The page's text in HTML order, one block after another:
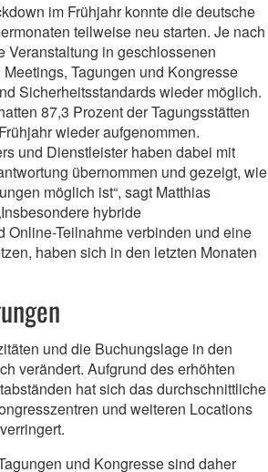
im Frühjahr konnte die deutsche
teilweise neu starten. Je nach
Veranstaltung in geschlossenen
Tagungen und Kongresse
Sicherheitsstandards wieder möglich.
87,3 Prozent der Tagungsstätten
wieder aufgenommen.
und Dienstleister haben dabei mit
übernommen und gezeigt, wie
möglich ist“, sagt Matthias
hybride
Online-Teilnahme verbinden und eine
haben sich in den letzten Monaten
und die Buchungslage in den
verändert. Aufgrund des erhöhten
hat sich das durchschnittliche
und weiteren Locations
und Kongresse sind daher